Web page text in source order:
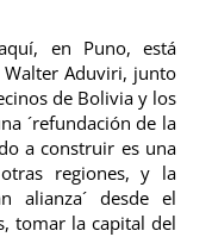
en Puno, está
Aduviri, junto
de Bolivia y los
´refundación de la
a construir es una
regiones, y la
alianza´ desde el
tomar la capital del